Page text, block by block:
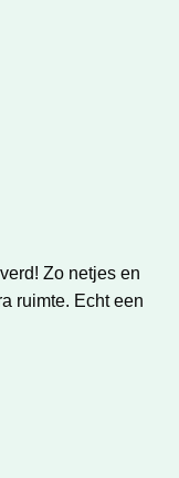
Zo netjes en
ruimte. Echt een